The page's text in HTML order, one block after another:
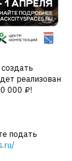
реализован
000 ₽!
подать